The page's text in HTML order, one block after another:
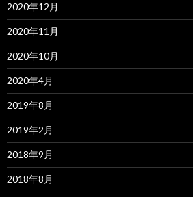
2020年12月
2020年11月
2020年10月
2020年4月
2019年8月
2019年2月
2018年9月
2018年8月